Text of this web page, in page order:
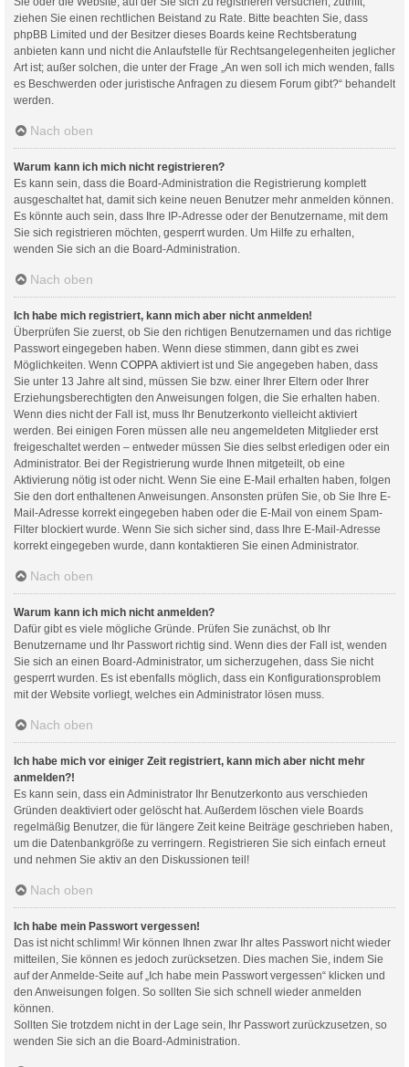
ziehen Sie einen rechtlichen Beistand zu Rate. Bitte beachten Sie, dass
phpBB Limited und der Besitzer dieses Boards keine Rechtsberatung
anbieten kann und nicht die Anlaufstelle für Rechtsangelegenheiten jeglicher
Art ist; außer solchen, die unter der Frage „An wen soll ich mich wenden, falls
es Beschwerden oder juristische Anfragen zu diesem Forum gibt?“ behandelt
werden.
Nach oben
Warum kann ich mich nicht registrieren?
Es kann sein, dass die Board-Administration die Registrierung komplett
ausgeschaltet hat, damit sich keine neuen Benutzer mehr anmelden können.
Es könnte auch sein, dass Ihre IP-Adresse oder der Benutzername, mit dem
Sie sich registrieren möchten, gesperrt wurden. Um Hilfe zu erhalten,
wenden Sie sich an die Board-Administration.
Nach oben
Ich habe mich registriert, kann mich aber nicht anmelden!
Überprüfen Sie zuerst, ob Sie den richtigen Benutzernamen und das richtige
Passwort eingegeben haben. Wenn diese stimmen, dann gibt es zwei
Möglichkeiten. Wenn COPPA aktiviert ist und Sie angegeben haben, dass
Sie unter 13 Jahre alt sind, müssen Sie bzw. einer Ihrer Eltern oder Ihrer
Erziehungsberechtigten den Anweisungen folgen, die Sie erhalten haben.
Wenn dies nicht der Fall ist, muss Ihr Benutzerkonto vielleicht aktiviert
werden. Bei einigen Foren müssen alle neu angemeldeten Mitglieder erst
freigeschaltet werden – entweder müssen Sie dies selbst erledigen oder ein
Administrator. Bei der Registrierung wurde Ihnen mitgeteilt, ob eine
Aktivierung nötig ist oder nicht. Wenn Sie eine E-Mail erhalten haben, folgen
Sie den dort enthaltenen Anweisungen. Ansonsten prüfen Sie, ob Sie Ihre E-
Mail-Adresse korrekt eingegeben haben oder die E-Mail von einem Spam-
Filter blockiert wurde. Wenn Sie sich sicher sind, dass Ihre E-Mail-Adresse
korrekt eingegeben wurde, dann kontaktieren Sie einen Administrator.
Nach oben
Warum kann ich mich nicht anmelden?
Dafür gibt es viele mögliche Gründe. Prüfen Sie zunächst, ob Ihr
Benutzername und Ihr Passwort richtig sind. Wenn dies der Fall ist, wenden
Sie sich an einen Board-Administrator, um sicherzugehen, dass Sie nicht
gesperrt wurden. Es ist ebenfalls möglich, dass ein Konfigurationsproblem
mit der Website vorliegt, welches ein Administrator lösen muss.
Nach oben
Ich habe mich vor einiger Zeit registriert, kann mich aber nicht mehr
anmelden?!
Es kann sein, dass ein Administrator Ihr Benutzerkonto aus verschieden
Gründen deaktiviert oder gelöscht hat. Außerdem löschen viele Boards
regelmäßig Benutzer, die für längere Zeit keine Beiträge geschrieben haben,
um die Datenbankgröße zu verringern. Registrieren Sie sich einfach erneut
und nehmen Sie aktiv an den Diskussionen teil!
Nach oben
Ich habe mein Passwort vergessen!
Das ist nicht schlimm! Wir können Ihnen zwar Ihr altes Passwort nicht wieder
mitteilen, Sie können es jedoch zurücksetzen. Dies machen Sie, indem Sie
auf der Anmelde-Seite auf „Ich habe mein Passwort vergessen“ klicken und
den Anweisungen folgen. So sollten Sie sich schnell wieder anmelden
können.
Sollten Sie trotzdem nicht in der Lage sein, Ihr Passwort zurückzusetzen, so
wenden Sie sich an die Board-Administration.